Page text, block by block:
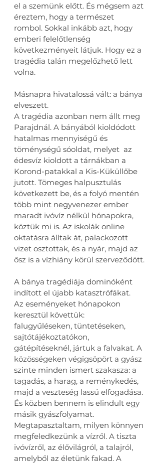
el a szemünk előtt. És mégsem azt
éreztem, hogy a természet
rombol. Sokkal inkább azt, hogy
emberi felelőtlenség
következményeit látjuk. Hogy ez a
tragédia talán megelőzhető lett
volna.
Másnapra hivatalossá vált: a bánya
elveszett.
A tragédia azonban nem állt meg
Parajdnál. A bányából kioldódott
hatalmas mennyiségű és
töménységű sóoldat, melyet  az
édesvíz kioldott a tárnákban a
Korond-patakkal a Kis-Küküllőbe
jutott. Tömeges halpusztulás
következett be, és a folyó mentén
több mint negyvenezer ember
maradt ivóvíz nélkül hónapokra,
köztük mi is. Az iskolák online
oktatásra álltak át, palackozott
vizet osztottak, és a nyár, majd az
ősz is a vízhiány körül szerveződött.
A bánya tragédiája dominóként
indított el újabb katasztrófákat.
Az eseményeket hónapokon
keresztül követtük:
falugyűléseken, tüntetéseken,
sajtótájékoztatókon,
gátépítéseknél, jártuk a falvakat. A
közösségeken végigsöpört a gyász
szinte minden ismert szakasza: a
tagadás, a harag, a reménykedés,
majd a veszteség lassú elfogadása.
És közben bennem is elindult egy
másik gyászfolyamat.
Megtapasztaltam, milyen könnyen
megfeledkezünk a vízről. A tiszta
ivóvízről, az élővilágról, a talajról,
amelyből az életünk fakad. A